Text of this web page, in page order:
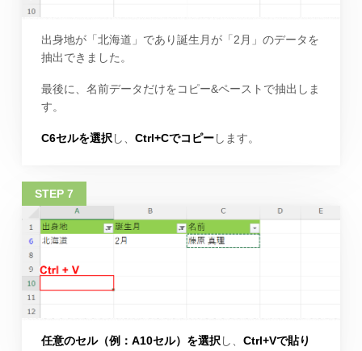
出身地が「北海道」であり誕生月が「2月」のデータを
抽出できました。
最後に、名前データだけをコピー&ペーストで抽出しま
す。
C6セルを選択 し、 Ctrl+Cでコピーします。
任意のセル（例：A10セル）を選択 し、 Ctrl+Vで貼り